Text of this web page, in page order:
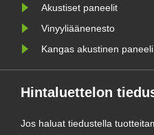
Akustiset paneelit
Vinyyliäänenesto
Kangas akustinen paneeli
Hintaluettelon
Jos haluat tiedustella